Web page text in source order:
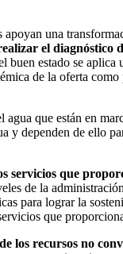
apoyan una
el diagnóstico
estado se
de la oferta
que están en
y dependen de ello
servicios que
de la
para lograr la
que
recursos no